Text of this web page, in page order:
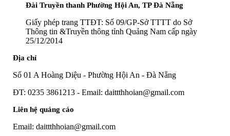
Đài Truyền thanh Phường Hội An, TP Đà Nẵng
Giấy phép trang TTĐT: Số 09/GP-Sở TTTT do Sở
Thông tin &Truyền thông tỉnh Quảng Nam cấp ngày
25/12/2014
Địa chỉ
Số 01 A Hoàng Diệu - Phường Hội An - Đà Nẵng
ĐT: 0235 3861213 - Email: daittthhoian@gmail.com
Liên hệ quảng cáo
Email: daittthhoian@gmail.com